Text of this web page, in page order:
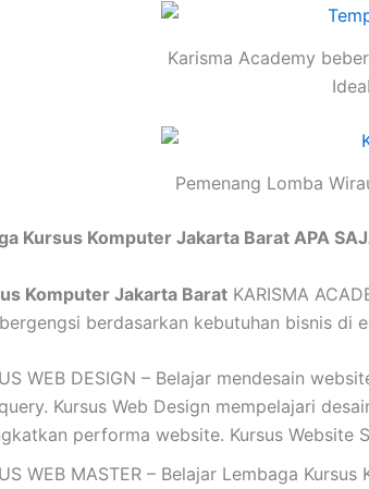
Karisma Academy
Pemenang Lomba
Kursus Komputer Jakarta Barat APA
Komputer Jakarta Barat KARISMA
berdasarkan kebutuhan bisnis di
WEB DESIGN – Belajar mendesain
Kursus Web Design mempelajari
performa website. Kursus Website
WEB MASTER – Belajar Lembaga